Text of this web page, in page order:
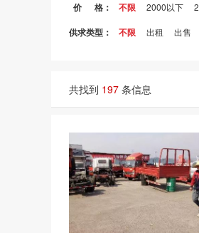
价 格： 不限 2000以下
供求类型： 不限 出租 出售
共找到 197 条信息